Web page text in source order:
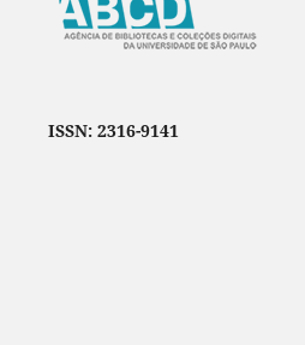
ISSN: 2316-9141